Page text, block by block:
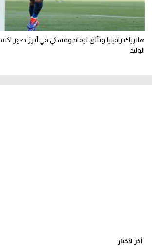
هاتريك رافينيا وتألق ليفاندوفسكي في أبرز صور
الوليد
أخر الأخبار